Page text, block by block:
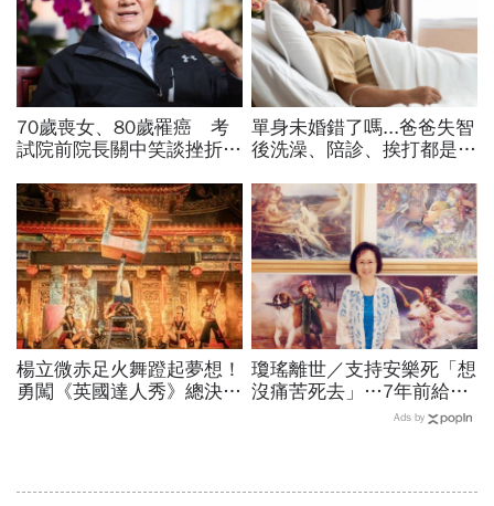
70歲喪女、80歲罹癌 考
試院前院長關中笑談挫折：
的，不能輕言放棄」
單身未婚錯了嗎...爸爸失智
後洗澡、陪診、挨打都是
錢養家很辛苦，把自己的家
庭顧好就好
楊立微赤足火舞蹬起夢想！
勇闖《英國達人秀》總決
瓊瑤離世／支持安樂死「想
沒痛苦死去」…7年前給孩
子交代身後事的一封信：這
Ads by